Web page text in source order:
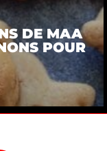
DE MAA
POUR